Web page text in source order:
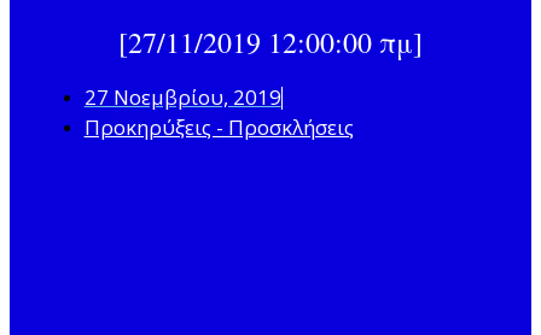
[27/11/2019 12:00:00 πμ]
27 Νοεμβρίου, 2019
Προκηρύξεις - Προσκλήσεις